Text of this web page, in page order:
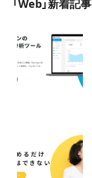
「Web」新着記事